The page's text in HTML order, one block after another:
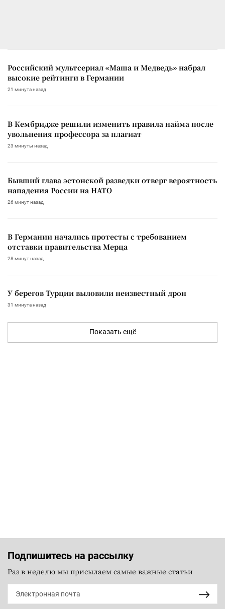
Российский мультсериал «Маша и Медведь» набрал
высокие рейтинги в Германии
21 минута назад
В Кембридже решили изменить правила найма после
увольнения профессора за плагиат
23 минуты назад
Бывший глава эстонской разведки отверг вероятность
нападения России на НАТО
26 минут назад
В Германии начались протесты с требованием
отставки правительства Мерца
28 минут назад
У берегов Турции выловили неизвестный дрон
31 минута назад
Показать ещё
Подпишитесь на рассылку
Раз в неделю мы присылаем самые важные статьи